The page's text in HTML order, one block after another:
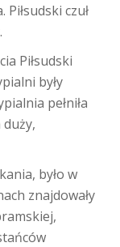
czuł
Piłsudski
były
pełniła
było w
znajdowały